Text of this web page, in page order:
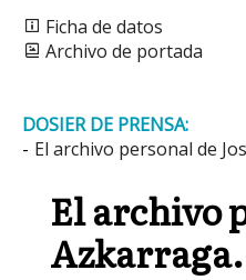
Ficha de datos
Archivo de portada
DOSIER DE PRENSA:
- El archivo personal de
El archivo
Azkarraga.